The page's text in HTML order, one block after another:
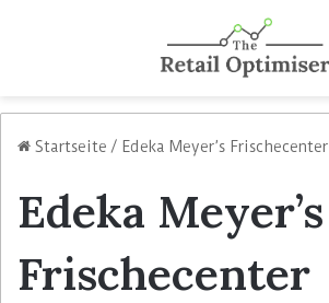
Startseite / Edeka Meyer’s Frischecenter
Edeka Meyer’s
Frischecenter